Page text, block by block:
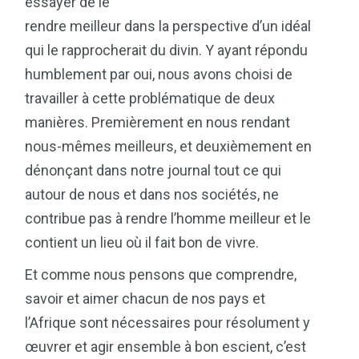
rendre meilleur dans la perspective d’un idéal
qui le rapprocherait du divin. Y ayant répondu
humblement par oui, nous avons choisi de
travailler à cette problématique de deux
manières. Premièrement en nous rendant
nous-mêmes meilleurs, et deuxièmement en
dénonçant dans notre journal tout ce qui
autour de nous et dans nos sociétés, ne
contribue pas à rendre l’homme meilleur et le
contient un lieu où il fait bon de vivre.
Et comme nous pensons que comprendre,
savoir et aimer chacun de nos pays et
l’Afrique sont nécessaires pour résolument y
œuvrer et agir ensemble à bon escient, c’est